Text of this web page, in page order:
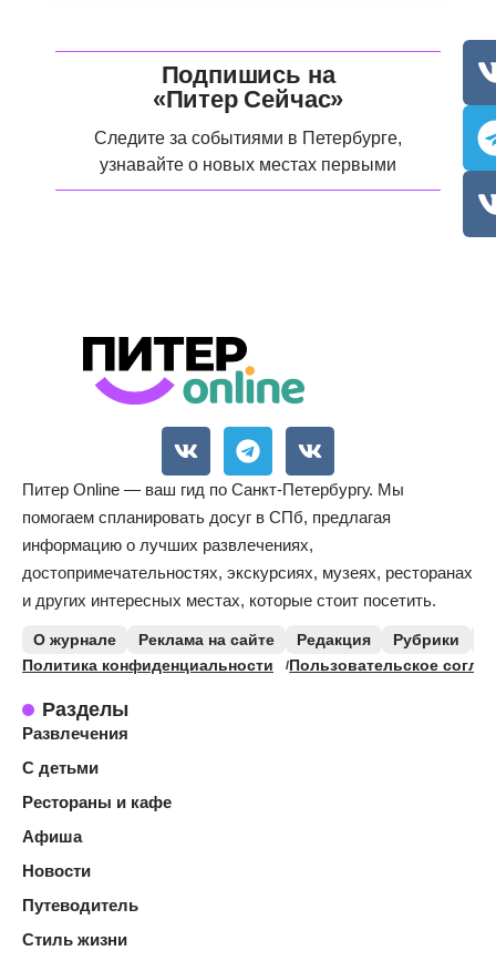
Подпишись на
«Питер Сейчас»
Следите за событиями в Петербурге,
узнавайте о новых местах первыми
Питер Online — ваш гид по Санкт-Петербургу. Мы
помогаем спланировать досуг в СПб, предлагая
информацию о лучших развлечениях,
достопримечательностях, экскурсиях, музеях, ресторанах
и других интересных местах, которые стоит посетить.
О журнале Реклама на сайте Редакция Рубрики
Политика конфиденциальности
Пользовательское
Разделы
Развлечения
С детьми
Рестораны и кафе
Афиша
Новости
Путеводитель
Стиль жизни